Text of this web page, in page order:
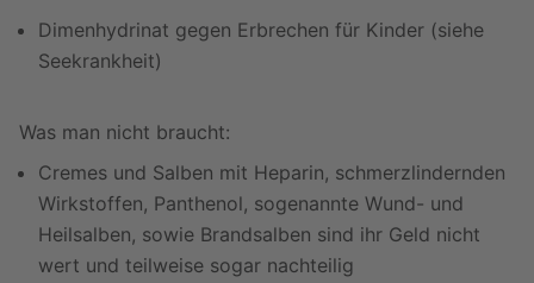
Dimenhydrinat gegen Erbrechen für Kinder (siehe
Seekrankheit)
Was man nicht braucht:
Cremes und Salben mit Heparin, schmerzlindernden
Wirkstoffen, Panthenol, sogenannte Wund- und
Heilsalben, sowie Brandsalben sind ihr Geld nicht
wert und teilweise sogar nachteilig